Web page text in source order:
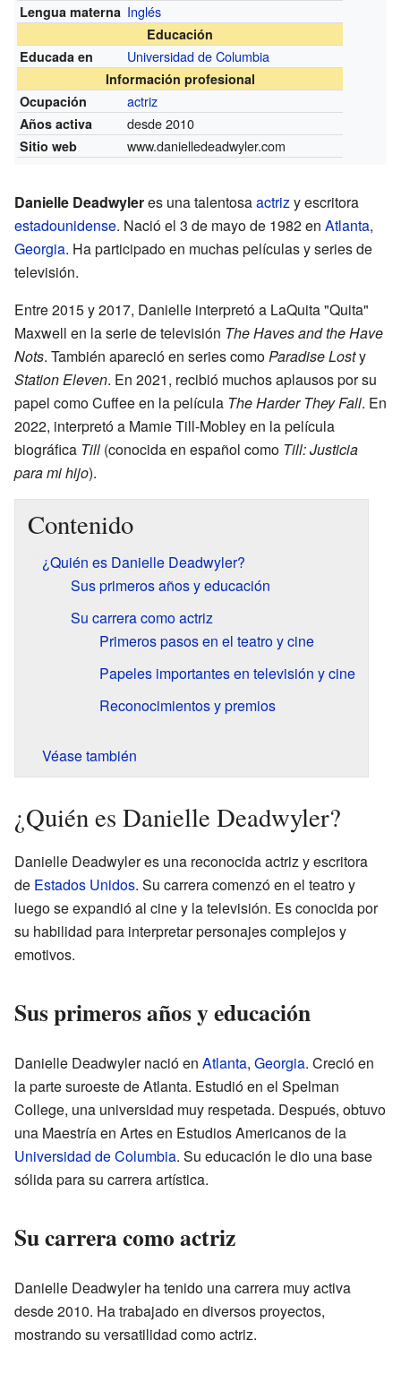
Lengua materna Inglés
Educación
Educada en
Universidad de Columbia
Información profesional
Ocupación
actriz
Años activa desde 2010
Sitio web www.danielledeadwyler.com
Danielle Deadwyleres una talentosaactrizy escritora
estadounidense. Nació el 3 de mayo de 1982 en Atlanta,
Georgia. Ha participado en muchas películas y series de
televisión.
Entre 2015 y 2017, Danielle interpretó a LaQuita "Quita"
Maxwell en la serie de televisión The Haves and the Have
Nots. También apareció en series comoParadise Losty
Station Eleven. En 2021, recibió muchos aplausos por su
papel como Cuffee en la película The Harder They Fall. En
2022, interpretó a Mamie Till-Mobley en la película
biográfica Till (conocida en español como Till: Justicia
para mi hijo).
Contenido
¿Quién es Danielle Deadwyler?
Sus primeros años y educación
Su carrera como actriz
Primeros pasos en el teatro y cine
Papeles importantes en televisión y cine
Reconocimientos y premios
Véase también
¿Quién es Danielle Deadwyler?
Danielle Deadwyler es una reconocida actriz y escritora
de Estados Unidos. Su carrera comenzó en el teatro y
luego se expandió al cine y la televisión. Es conocida por
su habilidad para interpretar personajes complejos y
emotivos.
Sus primeros años y educación
Danielle Deadwyler nació en Atlanta, Georgia. Creció en
la parte suroeste de Atlanta. Estudió en el Spelman
College, una universidad muy respetada. Después, obtuvo
una Maestría en Artes en Estudios Americanos de la
Universidad de Columbia. Su educación le dio una base
sólida para su carrera artística.
Su carrera como actriz
Danielle Deadwyler ha tenido una carrera muy activa
desde 2010. Ha trabajado en diversos proyectos,
mostrando su versatilidad como actriz.